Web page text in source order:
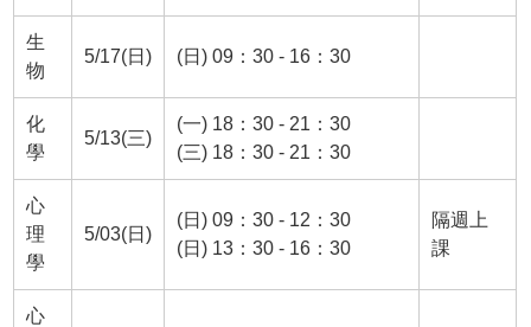
生
物
5/17(日) (日) 09：30 - 16：30
化
學
5/13(三)
(一) 18：30 - 21：30
(三) 18：30 - 21：30
心
理
學
5/03(日)
(日) 09：30 - 12：30
(日) 13：30 - 16：30
隔週上
課
心